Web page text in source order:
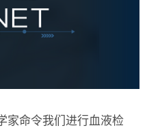
家命令我们进行血液检